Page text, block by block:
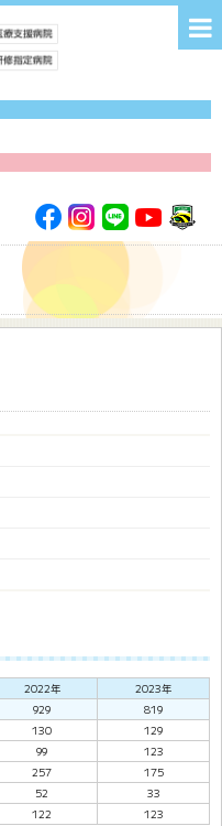
各種研修会 お問い合わせ
病院紹介
2022年
2023年
929
819
130
129
99
123
257
175
52
33
122 123